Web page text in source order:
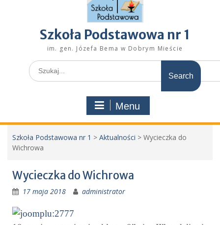
Szkoła Podstawowa nr 1
im. gen. Józefa Bema w Dobrym Mieście
Search
for:
Menu
Szkoła Podstawowa nr 1 > Aktualności > Wycieczka do
Wichrowa
Wycieczka do Wichrowa
17 maja 2018 administrator